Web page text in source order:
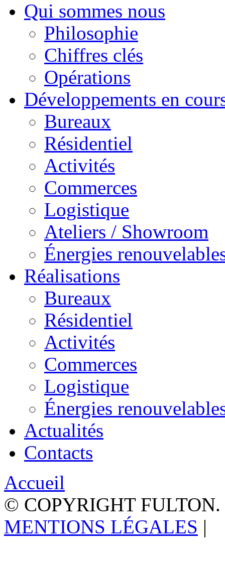
Qui sommes nous
Philosophie
Chiffres clés
Opérations
Développements en
Bureaux
Résidentiel
Activités
Commerces
Logistique
Ateliers / Showroom
Énergies
Réalisations
Bureaux
Résidentiel
Activités
Commerces
Logistique
Énergies
Actualités
Contacts
Accueil
© COPYRIGHT
MENTIONS LÉGALES |